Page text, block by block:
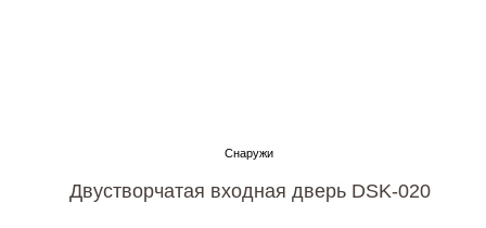
Двустворчатая входная дверь DSK-020